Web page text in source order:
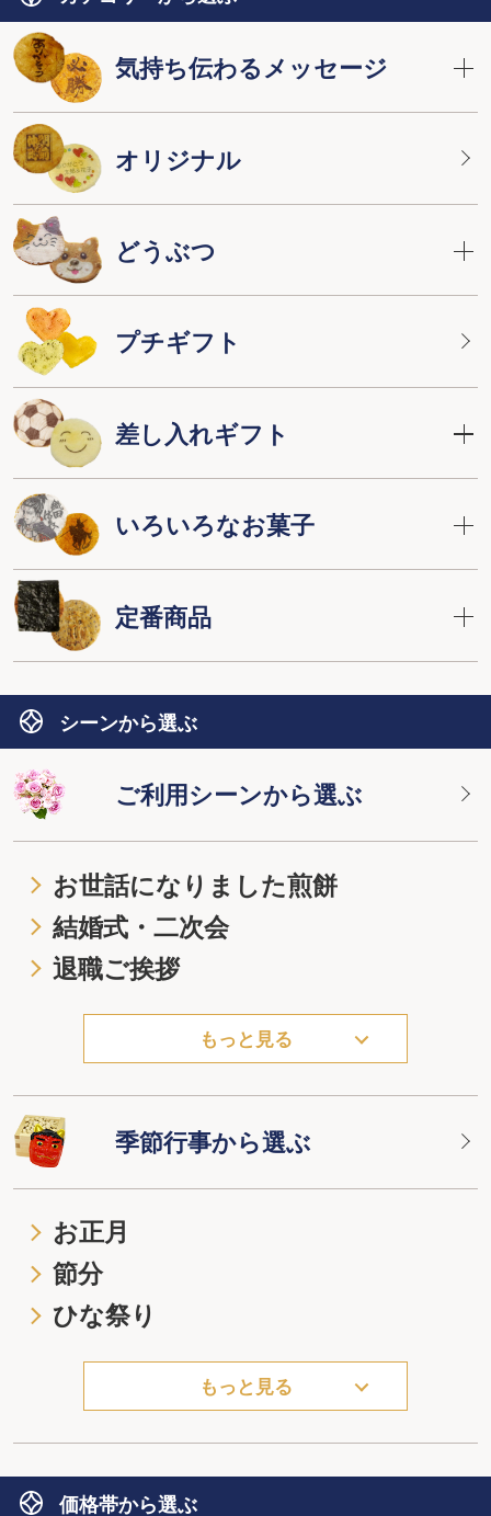
気持ち伝わるメッセージ
オリジナル
どうぶつ
プチギフト
差し入れギフト
いろいろなお菓子
定番商品
シーンから選ぶ
ご利用シーンから選ぶ
お世話になりました煎餅
結婚式・二次会
退職ご挨拶
もっと見る
季節行事から選ぶ
お正月
節分
ひな祭り
もっと見る
価格帯から選ぶ